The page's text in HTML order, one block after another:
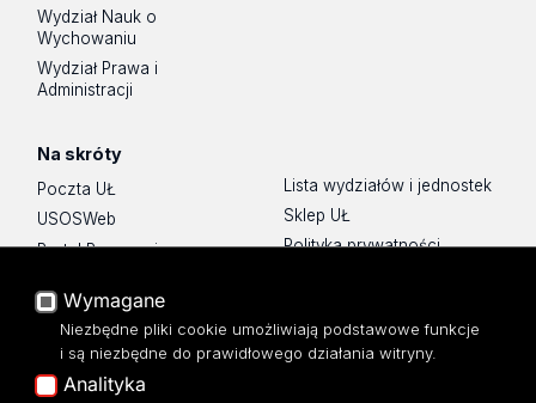
Wydział Nauk o
Wychowaniu
Wydział Prawa i
Administracji
Na skróty
Poczta UŁ
USOSWeb
Portal Pracowniczy
Platforma e-learningowa
Moodle
Eksperci UŁ
Polityka Prywatności
Lista wydziałów i jednostek
Sklep UŁ
Polityka prywatności
Mapa Strony
Wymagane
Niezbędne pliki cookie umożliwiają podstawowe funkcje
i są niezbędne do prawidłowego działania witryny.
Analityka